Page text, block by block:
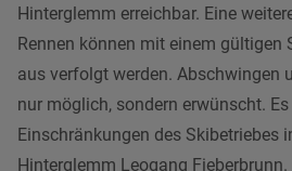
Hinterglemm erreichbar. Eine
Rennen können mit einem gültigen
aus verfolgt werden. Abschwingen
nur möglich, sondern erwünscht.
Einschränkungen des Skibetriebes
Hinterglemm Leogang